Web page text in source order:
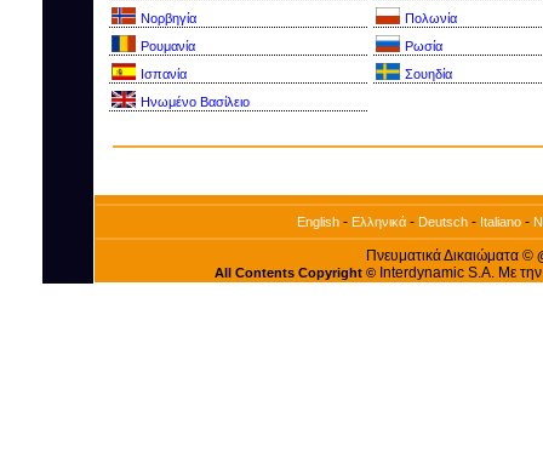
Νορβηγία
Πολωνία
Ρουμανία
Ρωσία
Ισπανία
Σουηδία
Ηνωμένο Βασίλειο
English- Ελληνικά- Deutsch- Italiano-
Πνευματικά Δικαιώματα ©
All Contents Copyright ©Interdynamic S.A. Με την